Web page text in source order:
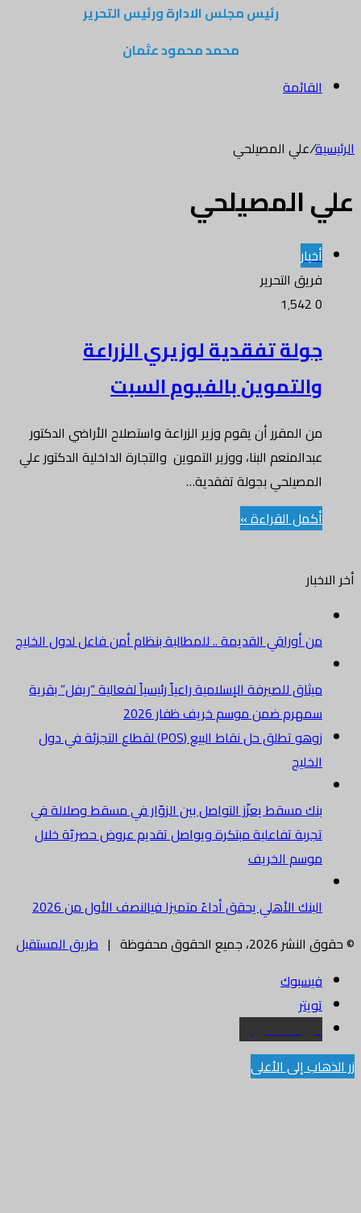
رئيس مجلس الادارة ورئيس التحرير
محمد محمود عثمان
القائمة
الرئيسية/علي المصيلحي
علي المصيلحي
أخبار
فريق التحرير
0
جولة تفقدية لوزيري الزراعة
والتموين بالفيوم السبت
من المقرر أن يقوم وزير الزراعة واستصلاح الأراضي الدكتور
عبدالمنعم البنا، ووزير التموين والتجارة الداخلية الدكتور علي
المصيلحي بجولة تفقدية…
أكمل القراءة »
أخر الاخبار
من أوراقي القديمة .. للمطالبة بنظام أمن فاعل لدول الخليج
ميثاق للصيرفة الإسلامية راعياً رئيسياً لفعالية “ريفل” بقرية
سمهرم ضمن موسم خريف ظفار 2026
زوهو تطلق حل نقاط البيع (POS) لقطاع التجزئة في دول
الخليج
بنك مسقط يعزّز التواصل بين الزوّار في مسقط وصلالة في
تجربة تفاعلية مبتكرة ويواصل تقديم عروض حصريّة خلال
موسم الخريف
البنك الأهلي يحقق أداءً متميزا فيالنصف الأول من 2026
© حقوق النشر 2026، جميع الحقوق محفوظة |
طريق المستقبل
فيسبوك
تويتر
البريد الالكتروني
زر الذهاب إلى الأعلى